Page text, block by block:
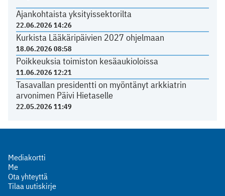
Ajankohtaista yksityissektorilta
22.06.2026 14:26
Kurkista Lääkäripäivien 2027 ohjelmaan
18.06.2026 08:58
Poikkeuksia toimiston kesäaukioloissa
11.06.2026 12:21
Tasavallan presidentti on myöntänyt arkkiatrin
arvonimen Päivi Hietaselle
22.05.2026 11:49
Mediakortti
Me
Ota yhteyttä
Tilaa uutiskirje